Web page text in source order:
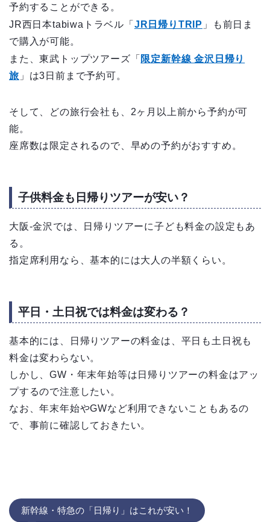
予約することができる。
JR西日本tabiwaトラベル「 JR日帰りTRIP 」も前日ま
で購入が可能。
また、東武トップツアーズ「 限定新幹線 金沢日帰り
旅 」は3日前まで予約可。
そして、どの旅行会社も、2ヶ月以上前から予約が可
能。
座席数は限定されるので、早めの予約がおすすめ。
子供料金も日帰りツアーが安い？
大阪-金沢では、日帰りツアーに子ども料金の設定もあ
る。
指定席利用なら、基本的には大人の半額くらい。
平日・土日祝では料金は変わる？
基本的には、日帰りツアーの料金は、平日も土日祝も
料金は変わらない。
しかし、GW・年末年始等は日帰りツアーの料金はアッ
プするので注意したい。
なお、年末年始やGWなど利用できないこともあるの
で、事前に確認しておきたい。
新幹線・特急の「日帰り」はこれが安い！